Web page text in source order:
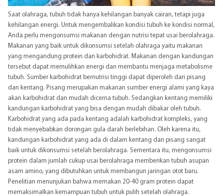
Saat olahraga, tubuh tidak hanya kehilangan banyak cairan, tetapi juga
kehilangan energi. Untuk mengembalikan kondisi tubuh ke kondisi normal,
Anda perlu mengonsumsi makanan dengan nutrisi tepat usai berolahraga.
Makanan yang baik untuk dikonsumsi setelah olahraga yaitu makanan
yang mengandung protein dan karbohidrat. Makanan dengan kandungan
tersebut dapat memulihkan energi dan membantu menjaga metabolisme
tubuh. Sumber karbohidrat bernutrisi tinggi dapat diperoleh dari pisang
dan kentang. Pisang merupakan makanan sumber energi alami yang kaya
akan karbohidrat dan mudah dicerna tubuh. Sedangkan kentang memiliki
kandungan karbohidrat yang bisa dengan mudah dibakar oleh tubuh.
Karbohidrat yang ada pada kentang adalah karbohidrat kompleks, yang
tidak menyebabkan dorongan gula darah berlebihan. Oleh karena itu,
kandungan karbohidrat yang ada di dalam kentang dan pisang sangat
baik untuk dikonsumsi setelah berolahraga. Sementara itu, mengonsumsi
protein dalam jumlah cukup usai berolahraga memberikan tubuh asupan
asam amino, yang dibutuhkan untuk membangun jaringan otot baru.
Penelitian menunjukan bahwa memakan 20-40 gram protein dapat
memaksimalkan kemampuan tubuh untuk pulih setelah olahraga.